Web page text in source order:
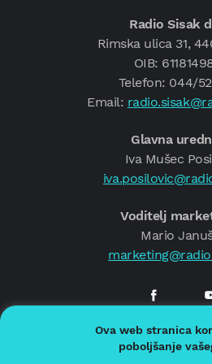
Radio Sisak
Rimska ulica 31,
OIB:
Telefon: 044/
Email:
Glavna
Iva Mušec
Voditelj
Mario
© 2026.Radio
Politika
Ova web stranica
poboljšanje